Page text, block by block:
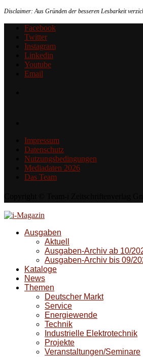
Disclaimer: Aus Gründen der besseren Lesbarkeit
Facebook
Twitter
Instagram
Linkedin
Youtube
Email
Impressum
Datenschutz
Nutzungsbedingungen
Mediadaten 2026
Das Team
Ausgaben
Aktuell
Ausgaben-Archiv ab 10/
Ausgaben-Archiv bis 09/
Kataloge
News
Themen
Deutscher Markt
Service
Energiewende
Technik
Industrielle Elektrotechnik
Projekte
Veranstaltungen/Seminare